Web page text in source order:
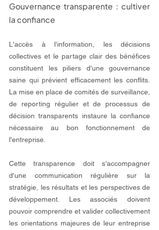
Gouvernance transparente : cultiver
la confiance
L'accès à l'information, les décisions
collectives et le partage clair des bénéfices
constituent les piliers d'une gouvernance
saine qui prévient efficacement les conflits.
La mise en place de comités de surveillance,
de reporting régulier et de processus de
décision transparents instaure la confiance
nécessaire au bon fonctionnement de
l'entreprise.
Cette transparence doit s'accompagner
d'une communication régulière sur la
stratégie, les résultats et les perspectives de
développement. Les associés doivent
pouvoir comprendre et valider collectivement
les orientations majeures de leur entreprise